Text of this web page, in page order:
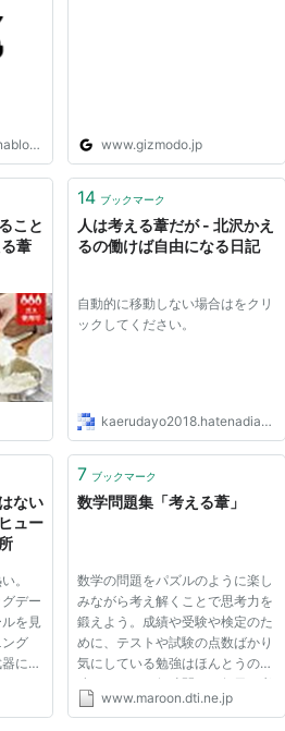
www.gizmodo.jp
こと
葦
14 ブックマーク
人は考える葦だが - 北沢かえ
るの働けば自由になる日記
自動的に移動しない場合はをクリ
ックしてください。
kaerudayo2018.hatenadiary.jp
ない
ュー
。
デー
を見
グ
に、
り、
た
7 ブックマーク
数学問題集「考える葦」
数学の問題をパズルのように楽し
みながら考え解くことで思考力を
鍛えよう。成績や受験や検定のた
めに、テストや試験の点数ばかり
気にしている勉強はほんとうの勉
強ではない。何時間も、何日も考
え続けて、やっと解決できたとき
www.maroon.dti.ne.jp